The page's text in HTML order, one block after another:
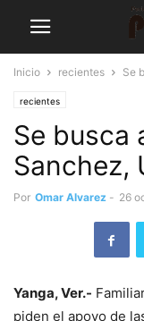
Inicio recientes Se
recientes
Se busca
Sanchez,
Por Omar Alvarez - 26
Yanga, Ver.-
piden el apoyo de